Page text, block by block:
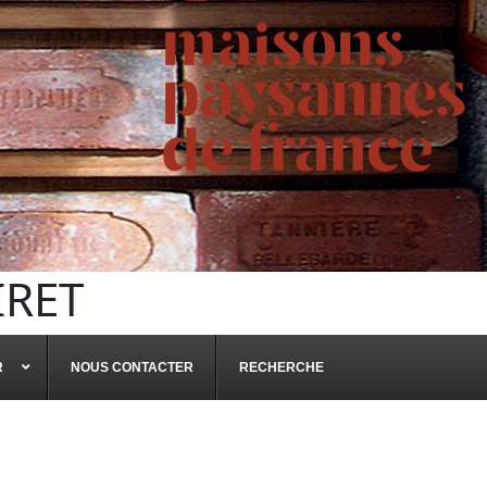
NOUS CONTACTER RECHERCHE